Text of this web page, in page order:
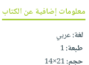
مطرزات
حقائب
حلي
بلا
نيل
وفرات
عن
الشركة
حسابك
معلومات إضافية عن الكتاب
لغة:عربي
طبعة:1
حجم:21×14